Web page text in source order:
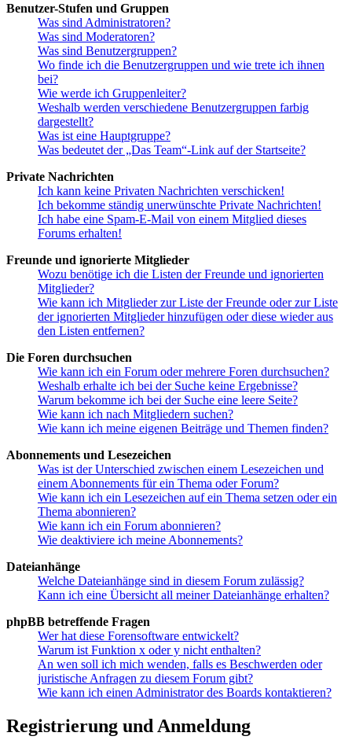
Benutzer-Stufen und Gruppen
Was sind Administratoren?
Was sind Moderatoren?
Was sind Benutzergruppen?
Wo finde ich die Benutzergruppen und wie trete ich ihnen
bei?
Wie werde ich Gruppenleiter?
Weshalb werden verschiedene Benutzergruppen farbig
dargestellt?
Was ist eine Hauptgruppe?
Was bedeutet der „Das Team“-Link auf der Startseite?
Private Nachrichten
Ich kann keine Privaten Nachrichten verschicken!
Ich bekomme ständig unerwünschte Private Nachrichten!
Ich habe eine Spam-E-Mail von einem Mitglied dieses
Forums erhalten!
Freunde und ignorierte Mitglieder
Wozu benötige ich die Listen der Freunde und ignorierten
Mitglieder?
Wie kann ich Mitglieder zur Liste der Freunde oder zur Liste
der ignorierten Mitglieder hinzufügen oder diese wieder aus
den Listen entfernen?
Die Foren durchsuchen
Wie kann ich ein Forum oder mehrere Foren durchsuchen?
Weshalb erhalte ich bei der Suche keine Ergebnisse?
Warum bekomme ich bei der Suche eine leere Seite?
Wie kann ich nach Mitgliedern suchen?
Wie kann ich meine eigenen Beiträge und Themen finden?
Abonnements und Lesezeichen
Was ist der Unterschied zwischen einem Lesezeichen und
einem Abonnements für ein Thema oder Forum?
Wie kann ich ein Lesezeichen auf ein Thema setzen oder ein
Thema abonnieren?
Wie kann ich ein Forum abonnieren?
Wie deaktiviere ich meine Abonnements?
Dateianhänge
Welche Dateianhänge sind in diesem Forum zulässig?
Kann ich eine Übersicht all meiner Dateianhänge erhalten?
phpBB betreffende Fragen
Wer hat diese Forensoftware entwickelt?
Warum ist Funktion x oder y nicht enthalten?
An wen soll ich mich wenden, falls es Beschwerden oder
juristische Anfragen zu diesem Forum gibt?
Wie kann ich einen Administrator des Boards kontaktieren?
Registrierung und Anmeldung